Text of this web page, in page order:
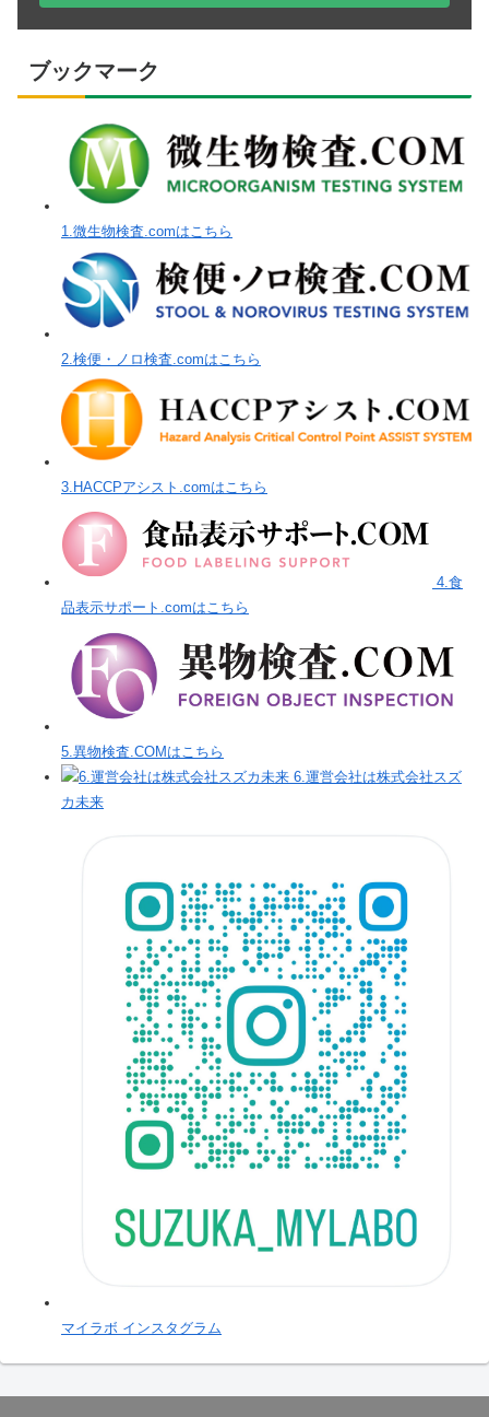
ブックマーク
1.微生物検査.comはこちら
2.検便・ノロ検査.comはこちら
3.HACCPアシスト.comはこちら
4.食
品表示サポート.comはこちら
5.異物検査.COMはこちら
6.運営会社は株式会社スズ
カ未来
マイラボ インスタグラム